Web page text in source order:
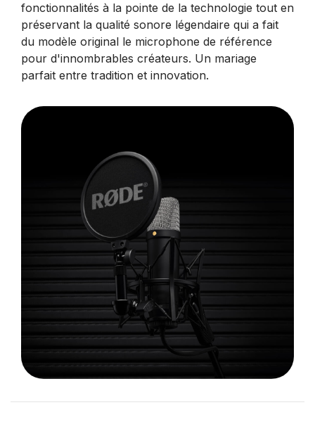
fonctionnalités à la pointe de la technologie tout en
préservant la qualité sonore légendaire qui a fait
du modèle original le microphone de référence
pour d'innombrables créateurs. Un mariage
parfait entre tradition et innovation.